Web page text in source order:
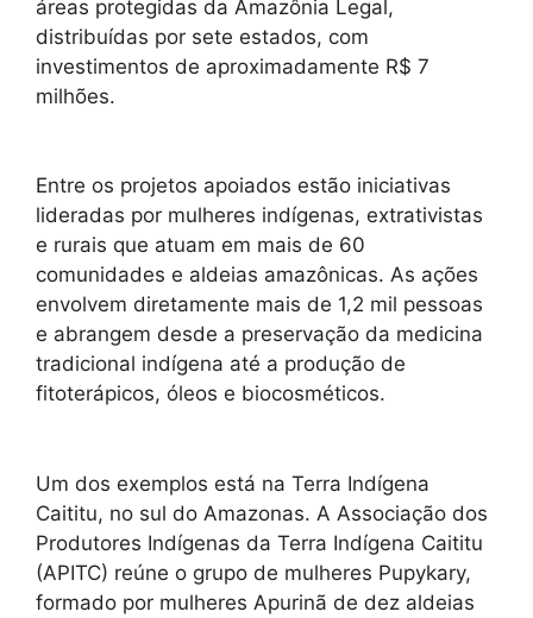
áreas protegidas da Amazônia Legal,
distribuídas por sete estados, com
investimentos de aproximadamente R$ 7
milhões.
Entre os projetos apoiados estão iniciativas
lideradas por mulheres indígenas, extrativistas
e rurais que atuam em mais de 60
comunidades e aldeias amazônicas. As ações
envolvem diretamente mais de 1,2 mil pessoas
e abrangem desde a preservação da medicina
tradicional indígena até a produção de
fitoterápicos, óleos e biocosméticos.
Um dos exemplos está na Terra Indígena
Caititu, no sul do Amazonas. A Associação dos
Produtores Indígenas da Terra Indígena Caititu
(APITC) reúne o grupo de mulheres Pupykary,
formado por mulheres Apurinã de dez aldeias